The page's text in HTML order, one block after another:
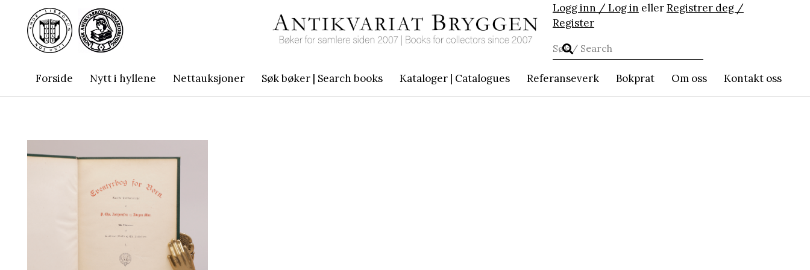
Logg inn / Log in ellerRegistrer deg /
Register
Forside Nytt i hyllene Nettauksjoner Søk bøker | Search books Kataloger | Catalogues Referanseverk Bokprat Om oss Kontakt oss